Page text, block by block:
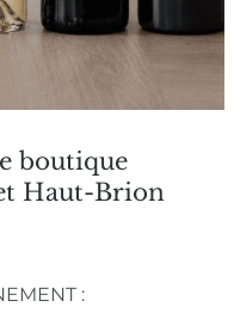
boutique
Haut-Brion
: